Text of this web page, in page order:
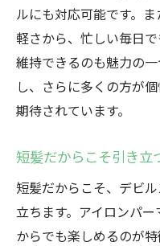
ルにも対応可能です。
軽さから、忙しい毎日
維持できるのも魅力の
し、さらに多くの方が
期待されています。
短髪だからこそ引き立
短髪だからこそ、デビ
立ちます。アイロンパ
からでも楽しめるのが